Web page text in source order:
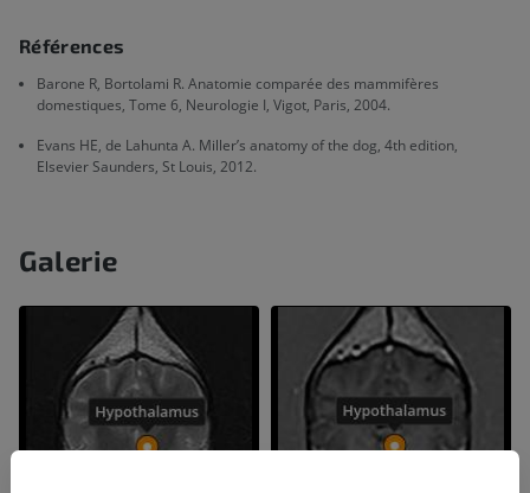
Références
Barone R, Bortolami R. Anatomie comparée des mammifères
domestiques, Tome 6, Neurologie I, Vigot, Paris, 2004.
Evans HE, de Lahunta A. Miller’s anatomy of the dog, 4th edition,
Elsevier Saunders, St Louis, 2012.
Galerie